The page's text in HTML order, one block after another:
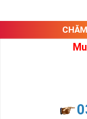
như sự sắp xếp của
Ý nghĩa sim tứ
nhiều thành công, thăng